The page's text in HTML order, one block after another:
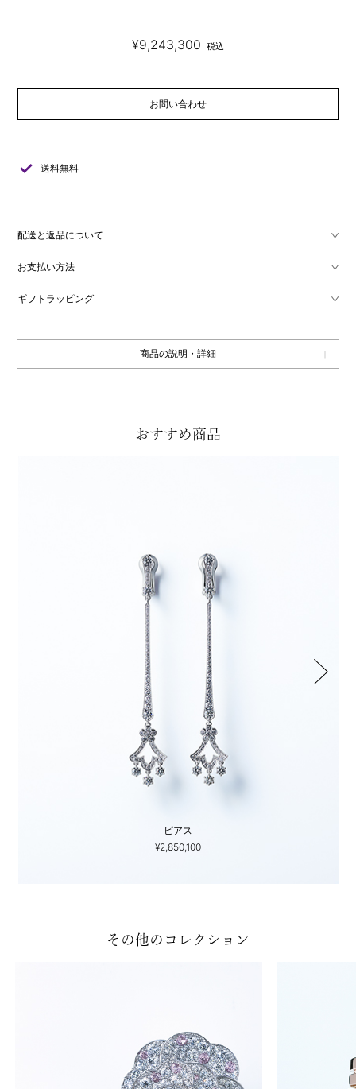
¥9,243,300 税込
お問い合わせ
check 送料無料
配送と返品について
お支払い方法
ギフトラッピング
商品の説明・詳細
おすすめ商品
ピアス
¥2,850,100
その他のコレクション